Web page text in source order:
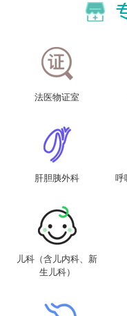
法医物证室
肝胆胰外科 呼
儿科（含儿内科、新
生儿科）